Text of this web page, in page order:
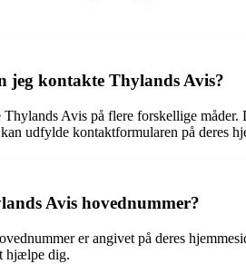
jeg kontakte Thylands Avis?
Avis på flere forskellige måder.
udfylde kontaktformularen på deres
Avis hovednummer?
er angivet på deres
hjælpe dig.